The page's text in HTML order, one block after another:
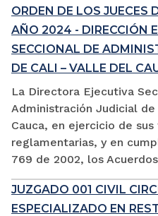
ORDEN DE LOS JUECES
AÑO 2024 - DIRECCIÓN
SECCIONAL DE
DE CALI – VALLE DEL
La Directora Ejecutiva
Administración Judicial
Cauca, en ejercicio de
reglamentarias, y en
769 de 2002, los
JUZGADO 001 CIVIL
ESPECIALIZADO EN